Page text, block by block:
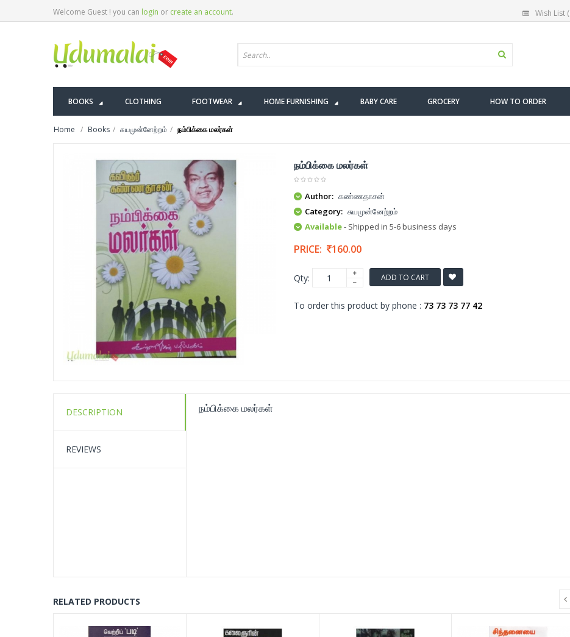
Welcome Guest ! you can login or create an account. Wish List
BOOKS CLOTHING FOOTWEAR HOME FURNISHING BABY CARE GROCERY HOW TO ORDER
Home Books சுயமுன்னேற்றம் நம்பிக்கை மலர்கள்
நம்பிக்கை மலர்கள்
Author: கண்ணதாசன்
Category: சுயமுன்னேற்றம்
Available- Shipped in 5-6 business days
PRICE: 160.00
Qty: ADD TO CART
To order this product by phone : 73 73 73 77 42
DESCRIPTION
REVIEWS
நம்பிக்கை மலர்கள்
RELATED PRODUCTS